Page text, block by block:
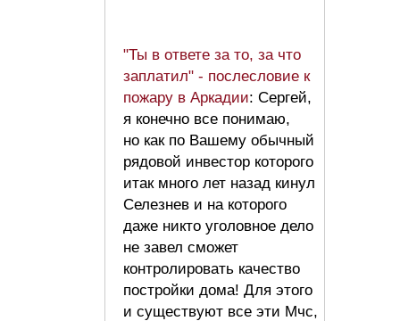
"Ты в ответе за то, за что
заплатил" - послесловие к
пожару в Аркадии: Сергей,
я конечно все понимаю,
но как по Вашему обычный
рядовой инвестор которого
итак много лет назад кинул
Селезнев и на которого
даже никто уголовное дело
не завел сможет
контролировать качество
постройки дома! Для этого
и существуют все эти Мчс,